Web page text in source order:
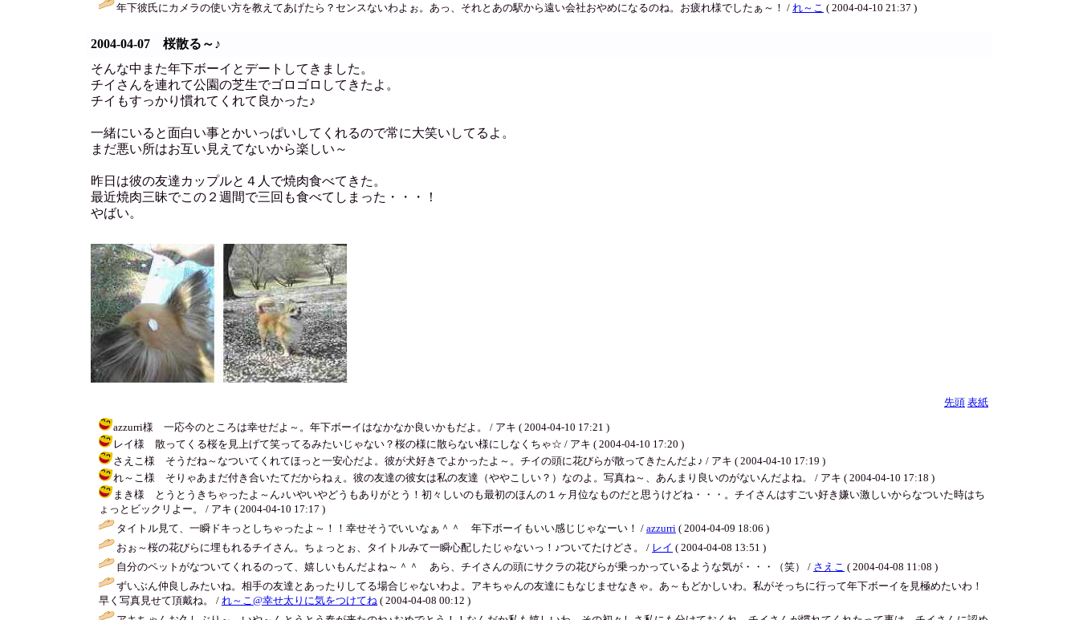
年下彼氏にカメラの使い方を教えてあげたら？センスないわよぉ。あっ、それとあの駅から遠い会社おやめになるのね。お疲れ様でしたぁ～！ / れ～こ ( 2004-04-10 21:37 )
2004-04-07 桜散る～♪
そんな中また年下ボーイとデートしてきました。
チイさんを連れて公園の芝生でゴロゴロしてきたよ。
チイもすっかり慣れてくれて良かった♪
一緒にいると面白い事とかいっぱいしてくれるので常に大笑いしてるよ。
まだ悪い所はお互い見えてないから楽しい～
昨日は彼の友達カップルと４人で焼肉食べてきた。
最近焼肉三昧でこの２週間で三回も食べてしまった・・・！
やばい。
先頭 表紙
azzurri様 一応今のところは幸せだよ～。年下ボーイはなかなか良いかもだよ。 / アキ ( 2004-04-10 17:21 )
レイ様 散ってくる桜を見上げて笑ってるみたいじゃない？桜の様に散らない様にしなくちゃ☆ / アキ ( 2004-04-10 17:20 )
さえこ様 そうだね～なついてくれてほっと一安心だよ。彼が犬好きでよかったよ～。チイの頭に花びらが散ってきたんだよ♪ / アキ ( 2004-04-10 17:19 )
れ～こ様 そりゃあまだ付き合いたてだからねぇ。彼の友達の彼女は私の友達（ややこしい？）なのよ。写真ね～、あんまり良いのがないんだよね。 / アキ ( 2004-04-10 17:18 )
まき様 とうとうきちゃったよ～ん♪いやいやどうもありがとう！初々しいのも最初のほんの１ヶ月位なものだと思うけどね・・・。チイさんはすごい好き嫌い激しいからなついた時はち
ょっとビックリよー。 / アキ ( 2004-04-10 17:17 )
タイトル見て、一瞬ドキっとしちゃったよ～！！幸せそうでいいなぁ＾＾ 年下ボーイもいい感じじゃなーい！ / azzurri ( 2004-04-09 18:06 )
おぉ～桜の花びらに埋もれるチイさん。ちょっとぉ、タイトルみて一瞬心配したじゃないっ！♪ついてたけどさ。 / レイ ( 2004-04-08 13:51 )
自分のペットがなついてくれるのって、嬉しいもんだよね～＾＾ あら、チイさんの頭にサクラの花びらが乗っかっているような気が・・・（笑） / さえこ ( 2004-04-08 11:08 )
ずいぶん仲良しみたいね。相手の友達とあったりしてる場合じゃないわよ。アキちゃんの友達にもなじませなきゃ。あ～もどかしいわ。私がそっちに行って年下ボーイを見極めたいわ！
早く写真見せて頂戴ね。 / れ～こ@幸せ太りに気をつけてね ( 2004-04-08 00:12 )